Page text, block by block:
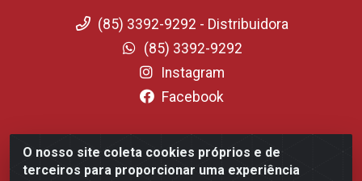
O nosso site coleta cookies próprios e de
terceiros para proporcionar uma experiência
(85) 3392-9292 - Distribuidora
(85) 3392-9292
Instagram
Facebook
Fortali Distribuidora de Alimentos LTDA - Avenida Tomaz